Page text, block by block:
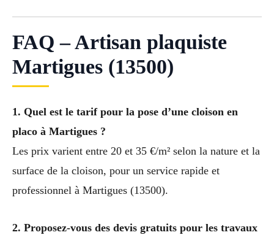
FAQ – Artisan plaquiste
Martigues (13500)
1. Quel est le tarif pour la pose d’une cloison en
placo à Martigues ?
Les prix varient entre 20 et 35 €/m² selon la nature et la
surface de la cloison, pour un service rapide et
professionnel à Martigues (13500).
2. Proposez-vous des devis gratuits pour les travaux